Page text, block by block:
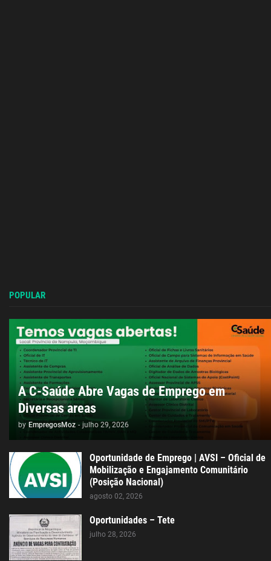
POPULAR
A C-Saúde Abre Vagas de Emprego em
Diversas areas
by EmpregosMoz - julho 29, 2026
Oportunidade de Emprego | AVSI – Oficial de
Mobilização e Engajamento Comunitário
(Posição Nacional)
agosto 02, 2026
Oportunidades – Tete
julho 28, 2026